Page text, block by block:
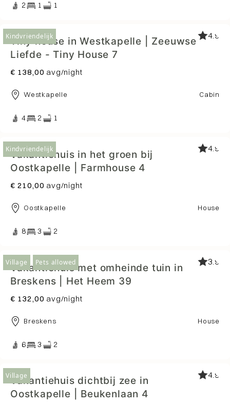
2 1 1
Kindvriendelijk
Tiny house in Westkapelle | Zeeuwse
Liefde - Tiny House 7
4.9
€ 138,00 avg/night
Westkapelle Cabin
4 2 1
Kindvriendelijk
Vakantiehuis in het groen bij
Oostkapelle | Farmhouse 4
4.9
€ 210,00 avg/night
Oostkapelle House
8 3 2
Village Pets allowed
Vakantiehuis met omheinde tuin in
Breskens | Het Heem 39
3.9
€ 132,00 avg/night
Breskens House
6 3 2
Village
Vakantiehuis dichtbij zee in
Oostkapelle | Beukenlaan 4
4.9